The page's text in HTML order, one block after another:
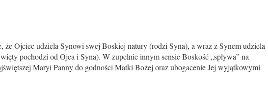
że Ojciec udziela Synowi swej Boskiej natury (rodzi Syna), a wraz z Synem udziela
pochodzi od Ojca i Syna). W zupełnie innym sensie Boskość „spływa” na
Maryi Panny do godności Matki Bożej oraz ubogacenie Jej wyjątkowymi